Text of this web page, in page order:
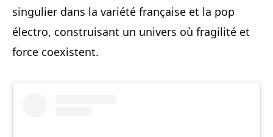
singulier dans la variété française et la pop
électro, construisant un univers où fragilité et
force coexistent.